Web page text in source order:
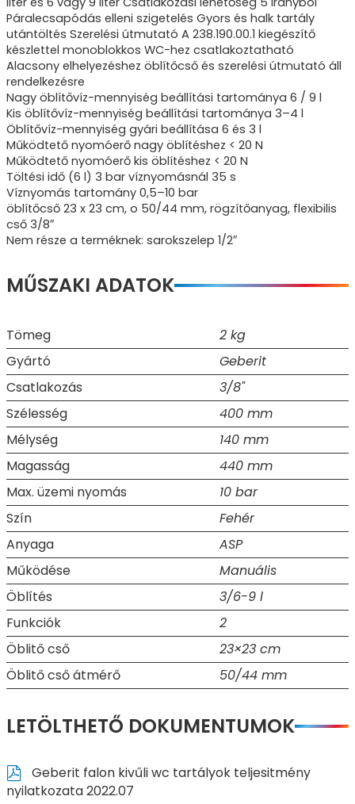
Páralecsapódás elleni szigetelés Gyors és halk tartály
utántöltés Szerelési útmutató A 238.190.00.1 kiegészítő
készlettel monoblokkos WC-hez csatlakoztatható
Alacsony elhelyezéshez öblítőcső és szerelési útmutató áll
rendelkezésre
Nagy öblítővíz-mennyiség beállítási tartománya 6 / 9 l
Kis öblítővíz-mennyiség beállítási tartománya 3–4 l
Öblítővíz-mennyiség gyári beállítása 6 és 3 l
Működtető nyomóerő nagy öblítéshez < 20 N
Működtető nyomóerő kis öblítéshez < 20 N
Töltési idő (6 l) 3 bar víznyomásnál 35 s
Víznyomás tartomány 0,5–10 bar
öblítőcső 23 x 23 cm, o 50/44 mm, rögzítőanyag, flexibilis
cső 3/8″
Nem része a terméknek: sarokszelep 1/2″
MŰSZAKI ADATOK
Tömeg
2 kg
Gyártó
Geberit
Csatlakozás
3/8"
Szélesség
400 mm
Mélység
140 mm
Magasság
440 mm
Max. üzemi nyomás
10 bar
Szín
Fehér
Anyaga
ASP
Működése
Manuális
Öblítés
3/6-9 l
Funkciók
2
Öblitő cső
23×23 cm
Öblitő cső átmérő
50/44 mm
LETÖLTHETŐ DOKUMENTUMOK
Geberit falon kivűli wc tartályok teljesitmény
nyilatkozata 2022.07